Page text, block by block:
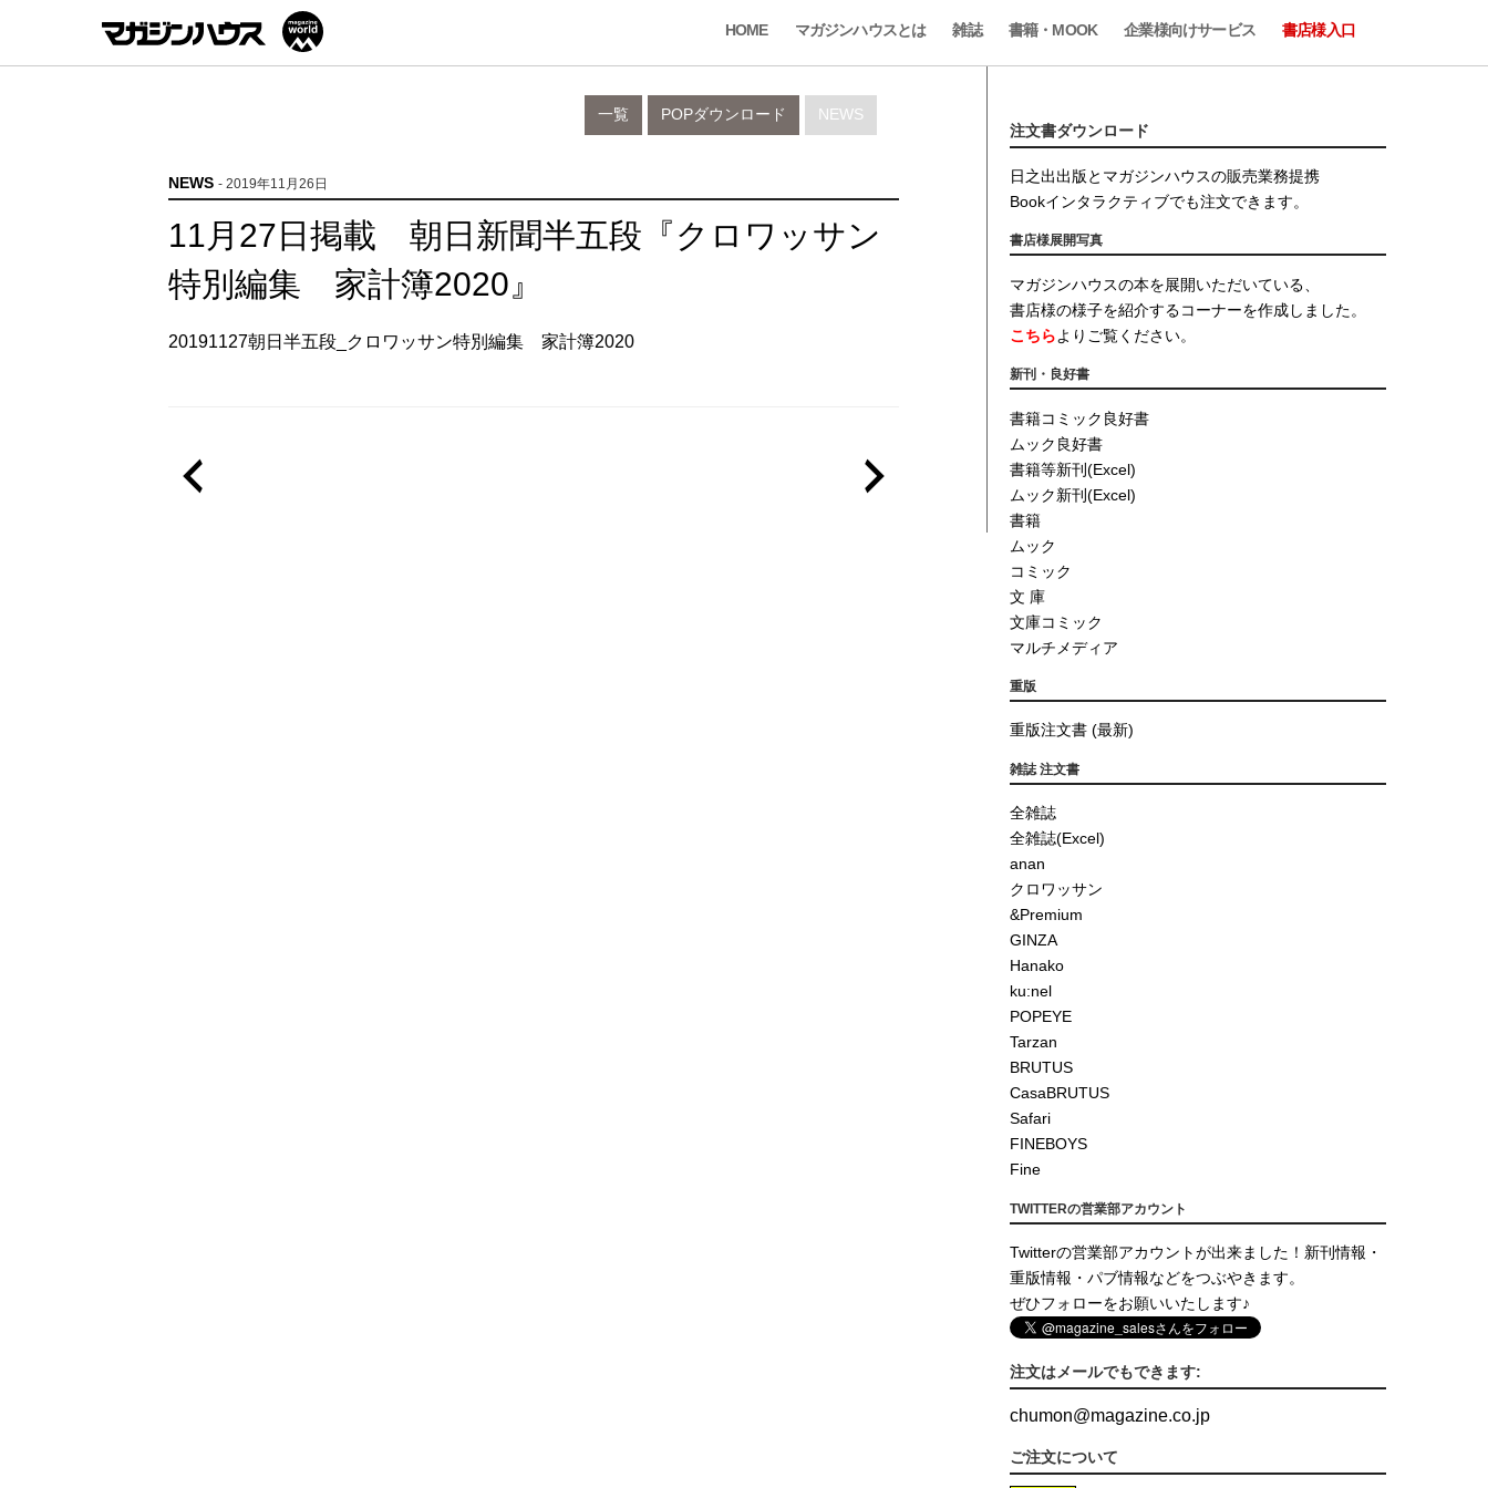
HOME マガジンハウスとは 雑誌 書籍・MOOK 企業様向けサービス 書店様入口
NEWS
POPダウンロード
一覧
NEWS - 2019年11月26日
11月27日掲載 朝日新聞半五段『クロワッサン
特別編集 家計簿2020』
20191127朝日半五段_クロワッサン特別編集 家計簿2020
注文書ダウンロード
日之出出版とマガジンハウスの販売業務提携
Bookインタラクティブでも注文できます。
書店様展開写真
マガジンハウスの本を展開いただいている、
書店様の様子を紹介するコーナーを作成しました。
こちらよりご覧ください。
新刊・良好書
書籍コミック良好書
ムック良好書
書籍等新刊(Excel)
ムック新刊(Excel)
書籍
ムック
コミック
文 庫
文庫コミック
マルチメディア
重版
重版注文書 (最新)
雑誌 注文書
全雑誌
全雑誌(Excel)
anan
クロワッサン
&Premium
GINZA
Hanako
ku:nel
POPEYE
Tarzan
BRUTUS
CasaBRUTUS
Safari
FINEBOYS
Fine
TWITTERの営業部アカウント
Twitterの営業部アカウントが出来ました！新刊情報・
重版情報・パブ情報などをつぶやきます。
ぜひフォローをお願いいたします♪
注文はメールでもできます:
chumon@magazine.co.jp
ご注文について